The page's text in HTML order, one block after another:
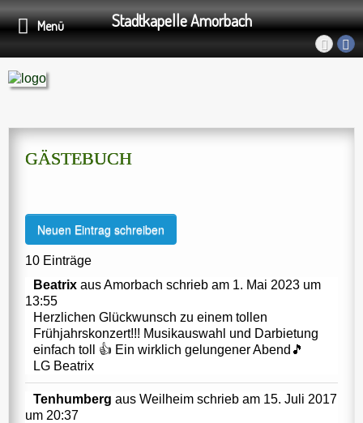
GÄSTEBUCH
10 Einträge
Beatrix ausAmorbach schrieb am 1. Mai 2023 um
13:55
Herzlichen Glückwunsch zu einem tollen
Frühjahrskonzert!!! Musikauswahl und Darbietung
einfach toll 👍 Ein wirklich gelungener Abend🎵
LG Beatrix
Tenhumberg aus Weilheim schrieb am 15. Juli 2017
um 20:37
Menü Stadtkapelle Amorbach